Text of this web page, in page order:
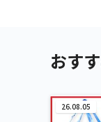
おす
26.08.05